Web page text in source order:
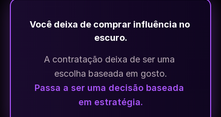
Você deixa de comprar influência no
escuro.
A contratação deixa de ser uma
escolha baseada em gosto.
Passa a ser uma decisão baseada
em estratégia.